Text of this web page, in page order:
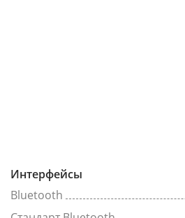
Интерфейсы
Bluetooth